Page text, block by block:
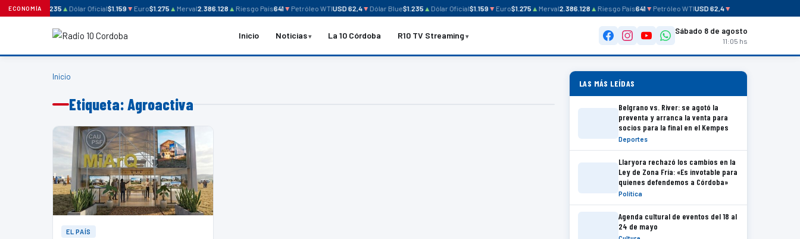
ECONOMÍA
Dólar Blue$1.235▲ Dólar Oficial$1.159▼Euro$1.275▲ Merval2.386.128▲ Riesgo País641▼Petróleo WTIUSD 62,4 ▼Dólar Blue$1.235▲ Dólar Oficial$1.159▼Euro$1.275▲ Merval2.386.128▲ Riesgo País641▼Petróleo WTIUSD 62,4 ▼
Inicio Noticias La 10 Córdoba R10 TV Streaming Sábado 8 de agosto
11:05 hs
Inicio
Etiqueta: Agroactiva
EL PAÍS
LAS MÁS LEÍDAS
Belgrano vs. River: se agotó la
preventa y arranca la venta para
socios para la final en el Kempes
Deportes
Llaryora rechazó los cambios en la
Ley de Zona Fría: «Es invotable para
quienes defendemos a Córdoba»
Política
Agenda cultural de eventos del 18 al
24 de mayo